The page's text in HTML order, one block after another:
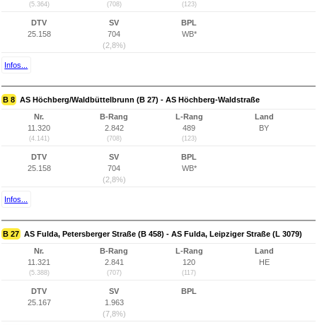
(5.364) (708) (123)
DTV
25.158
SV
704
(2,8%)
BPL
WB*
Infos...
B 8 AS Höchberg/Waldbüttelbrunn (B 27) - AS Höchberg-Waldstraße
Nr.
11.320
(4.141)
B-Rang
2.842
(708)
L-Rang
489
(123)
Land
BY
DTV
25.158
SV
704
(2,8%)
BPL
WB*
Infos...
B 27 AS Fulda, Petersberger Straße (B 458) - AS Fulda, Leipziger Straße (L 3079)
Nr.
11.321
(5.388)
B-Rang
2.841
(707)
L-Rang
120
(117)
Land
HE
DTV
25.167
SV
1.963
(7,8%)
BPL